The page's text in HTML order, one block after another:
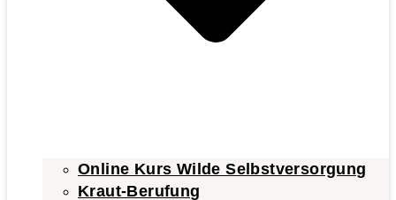
Online Kurs Wilde Selbstversorgung
Kraut-Berufung